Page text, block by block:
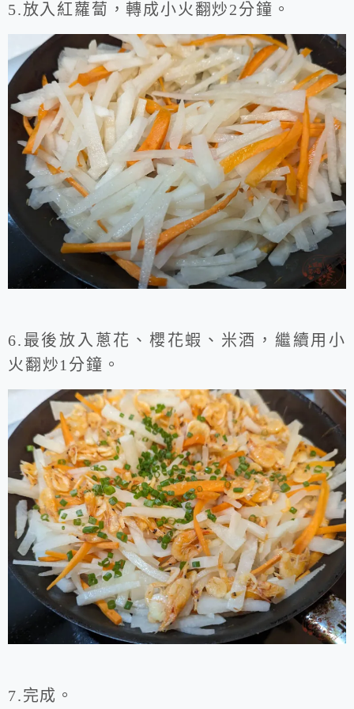
5.放入紅蘿蔔，轉成小火翻炒2分鐘。
6.最後放入蔥花、櫻花蝦、米酒，繼續用小
火翻炒1分鐘。
7.完成。